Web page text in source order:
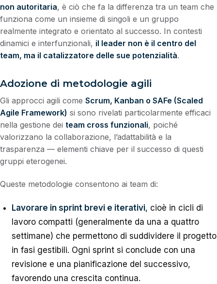
non autoritaria, è ciò che fa la differenza tra un team che
funziona come un insieme di singoli e un gruppo
realmente integrato e orientato al successo. In contesti
dinamici e interfunzionali, il leader non è il centro del
team, ma il catalizzatore delle sue potenzialità.
Adozione di metodologie agili
Gli approcci agili come Scrum, Kanban o SAFe (Scaled
Agile Framework) si sono rivelati particolarmente efficaci
nella gestione dei team cross funzionali, poiché
valorizzano la collaborazione, l’adattabilità e la
trasparenza — elementi chiave per il successo di questi
gruppi eterogenei.
Queste metodologie consentono ai team di:
Lavorare in sprint brevi e iterativi, cioè in cicli di
lavoro compatti (generalmente da una a quattro
settimane) che permettono di suddividere il progetto
in fasi gestibili. Ogni sprint si conclude con una
revisione e una pianificazione del successivo,
favorendo una crescita continua.